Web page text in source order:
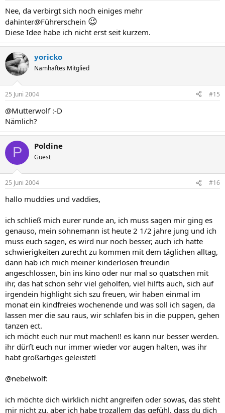
Nee, da verbirgt sich noch einiges mehr
dahinter@Führerschein 😉
Diese Idee habe ich nicht erst seit kurzem.
yoricko
Namhaftes Mitglied
25 Juni 2004 #15
@Mutterwolf :-D
Nämlich?
P Poldine
Guest
25 Juni 2004 #16
hallo muddies und vaddies,
ich schließ mich eurer runde an, ich muss sagen mir ging es
genauso, mein sohnemann ist heute 2 1/2 jahre jung und ich
muss euch sagen, es wird nur noch besser, auch ich hatte
schwierigkeiten zurecht zu kommen mit dem täglichen alltag,
dann hab ich mich meiner kinderlosen freundin
angeschlossen, bin ins kino oder nur mal so quatschen mit
ihr, das hat schon sehr viel geholfen, viel hilfts auch, sich auf
irgendein highlight sich szu freuen, wir haben einmal im
monat ein kindfreies wochenende und was soll ich sagen, da
lassen mer die sau raus, wir schlafen bis in die puppen, gehen
tanzen ect.
ich möcht euch nur mut machen!! es kann nur besser werden.
ihr dürft euch nur immer wieder vor augen halten, was ihr
habt großartiges geleistet!
@nebelwolf:
ich möchte dich wirklich nicht angreifen oder sowas, das steht
mir nicht zu, aber ich habe trozallem das gefühl, dass du dich